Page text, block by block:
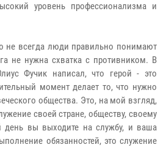
уровень профессионализма и
не всегда люди правильно понимают
не нужна схватка с противником. В
Фучик написал, что герой - это
момент делает то, что нужно
общества. Это, на мой взгляд,
своей стране, обществу, своему
день вы выходите на службу, и ваша
обязанностей, это служение